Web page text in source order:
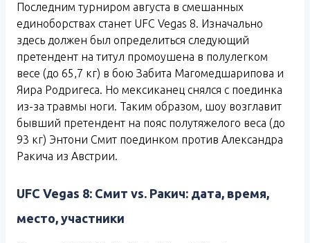
Последним турниром августа в смешанных
единоборствах станет UFC Vegas 8. Изначально
здесь должен был определиться следующий
претендент на титул промоушена в полулегком
весе (до 65,7 кг) в бою Забита Магомедшарипова и
Яира Родригеса. Но мексиканец снялся с поединка
из-за травмы ноги. Таким образом, шоу возглавит
бывший претендент на пояс полутяжелого веса (до
93 кг) Энтони Смит поединком против Александра
Ракича из Австрии.
UFC Vegas 8: Смит vs. Ракич: дата, время,
место, участники